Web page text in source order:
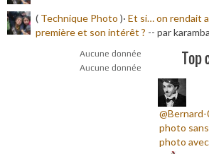
( Technique Photo )· Et si… on rendait
première et son intérêt ? -- par karamba
Aucune donnée
Aucune donnée
Top
photo
photo